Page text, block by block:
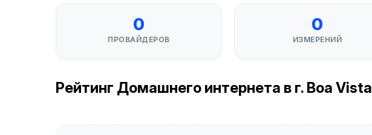
0
ПРОВАЙДЕРОВ
0
ИЗМЕРЕНИЙ
Рейтинг Домашнего интернета в г. Boa Vista